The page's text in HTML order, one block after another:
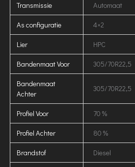
Transmissie Automaat
As configuratie 4×2
Lier HPC
Bandenmaat Voor 305/70R22,5
Bandenmaat
Achter
305/70R22,5
Profiel Voor 70 %
Profiel Achter 80 %
Brandstof Diesel